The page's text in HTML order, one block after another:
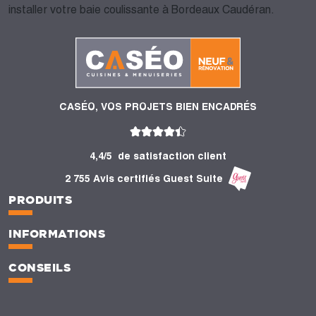
installer votre baie coulissante à Bordeaux Caudéran.
CASÉO, VOS PROJETS BIEN ENCADRÉS
4,4/5
de satisfaction client
2 755 Avis certifiés Guest Suite
PRODUITS
INFORMATIONS
CONSEILS